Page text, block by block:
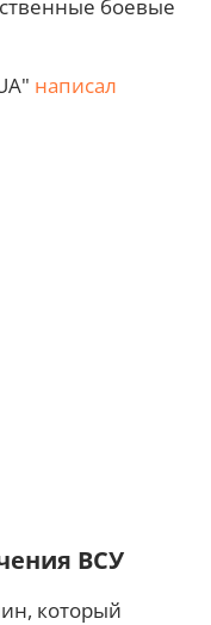
боевые
написал
ВСУ
который